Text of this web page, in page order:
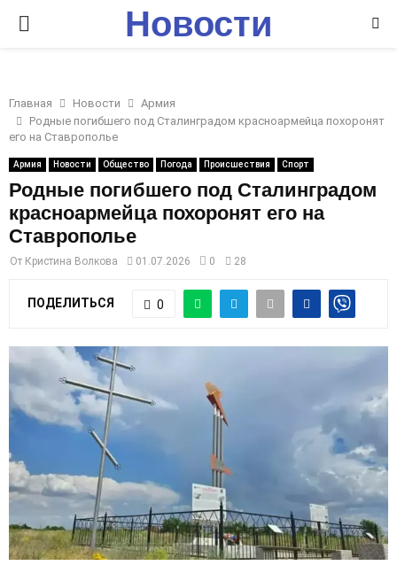
P
I
M
A
R
Y
M
E
N
U
Новости
Главная Новости
Армия
Родные погибшего под Сталинградом красноармейца похоронят
его на Ставрополье
Армия Новости Общество Погода Происшествия Спорт
Родные погибшего под Сталинградом
красноармейца похоронят его на
Ставрополье
От Кристина Волкова 01.07.2026 0 28
ПОДЕЛИТЬСЯ 0